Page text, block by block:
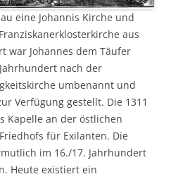
eine Johannis Kirche und
aus
war Johannes dem Täufer
nach der
umbenannt und
Verfügung gestellt. Die 1311
Kapelle an der östlichen
für Exilanten. Die
im 16./17. Jahrhundert
Heute existiert ein